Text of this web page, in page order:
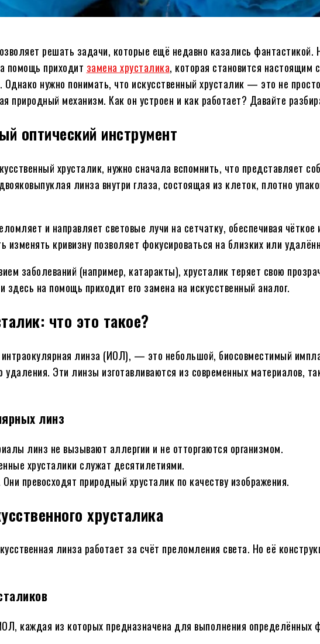
решать задачи, которые ещё недавно казались фантастикой.
помощь приходит замена хрусталика, которая становится настоящим
Однако нужно понимать, что искусственный хрусталик — это не
природный механизм. Как он устроен и как работает? Давайте
оптический инструмент
хрусталик, нужно сначала вспомнить, что представляет
линза внутри глаза, состоящая из клеток, плотно
и направляет световые лучи на сетчатку, обеспечивая чёткое
изменять кривизну позволяет фокусироваться на близких или
заболеваний (например, катаракты), хрусталик теряет свою
здесь на помощь приходит его замена на искусственный аналог.
что это такое?
линза (ИОЛ), — это небольшой, биосовместимый
удаления. Эти линзы изготавливаются из современных материалов,
линз
линз не вызывают аллергии и не отторгаются организмом.
хрусталики служат десятилетиями.
превосходят природный хрусталик по качеству изображения.
хрусталика
линза работает за счёт преломления света. Но её
каждая из которых предназначена для выполнения определённых